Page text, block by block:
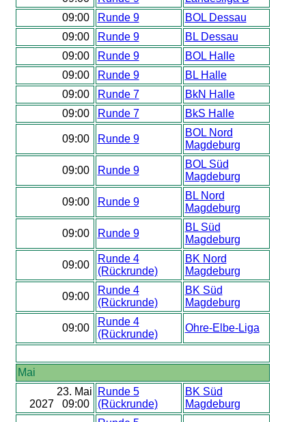
09:00
Runde 9
BOL Dessau
09:00
Runde 9
BL Dessau
09:00
Runde 9
BOL Halle
09:00
Runde 9
BL Halle
09:00
Runde 7
BkN Halle
09:00
Runde 7 BkS Halle
09:00 Runde 9
BOL Nord
Magdeburg
09:00 Runde 9
BOL Süd
Magdeburg
09:00 Runde 9
BL Nord
Magdeburg
09:00 Runde 9
BL Süd
Magdeburg
09:00
Runde 4
(Rückrunde)
BK Nord
Magdeburg
09:00
Runde 4
(Rückrunde)
BK Süd
Magdeburg
09:00
Runde 4
(Rückrunde)
Ohre-Elbe-Liga
Mai
23. Mai
2027 09:00
Runde 5
(Rückrunde)
BK Süd
Magdeburg